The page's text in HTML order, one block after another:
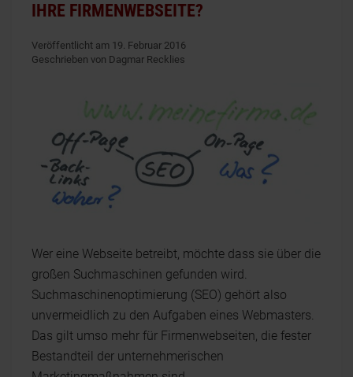
IHRE FIRMENWEBSEITE?
Veröffentlicht am 19. Februar 2016
Geschrieben von Dagmar Recklies
Wer eine Webseite betreibt, möchte dass sie über die
großen Suchmaschinen gefunden wird.
Suchmaschinenoptimierung (SEO) gehört also
unvermeidlich zu den Aufgaben eines Webmasters.
Das gilt umso mehr für Firmenwebseiten, die fester
Bestandteil der unternehmerischen